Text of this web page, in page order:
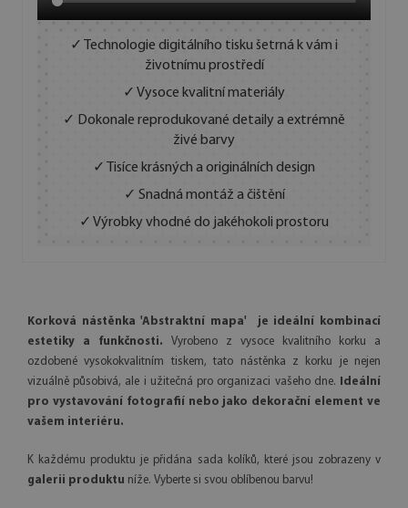
✓ Technologie digitálního tisku šetrná k vám i
životnímu prostředí
✓ Vysoce kvalitní materiály
✓ Dokonale reprodukované detaily a extrémně
živé barvy
✓ Tisíce krásných a originálních design
✓ Snadná montáž a čištění
✓ Výrobky vhodné do jakéhokoli prostoru
Korková nástěnka 'Abstraktní mapa' je ideální kombinací
estetiky a funkčnosti. Vyrobeno z vysoce kvalitního korku a
ozdobené vysokokvalitním tiskem, tato nástěnka z korku je nejen
vizuálně působivá, ale i užitečná pro organizaci vašeho dne.
Ideální
pro vystavování fotografií nebo jako dekorační element ve
vašem interiéru.
K každému produktu je přidána sada kolíků, které jsou zobrazeny v
galerii produktu níže. Vyberte si svou oblíbenou barvu!